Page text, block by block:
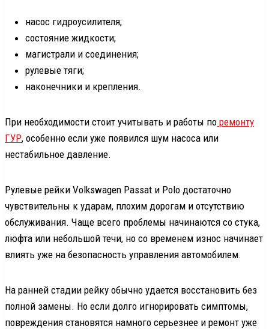
насос гидроусилителя;
состояние жидкости;
магистрали и соединения;
рулевые тяги;
наконечники и крепления.
При необходимости стоит учитывать и работы по ремонту
ГУР, особенно если уже появился шум насоса или
нестабильное давление.
Рулевые рейки Volkswagen Passat и Polo достаточно
чувствительны к ударам, плохим дорогам и отсутствию
обслуживания. Чаще всего проблемы начинаются со стука,
люфта или небольшой течи, но со временем износ начинает
влиять уже на безопасность управления автомобилем.
На ранней стадии рейку обычно удается восстановить без
полной замены. Но если долго игнорировать симптомы,
повреждения становятся намного серьезнее и ремонт уже